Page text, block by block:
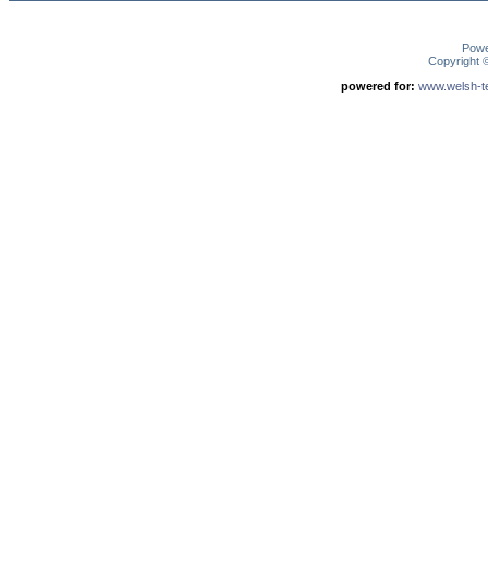
Copyright
powered for: www.welsh-